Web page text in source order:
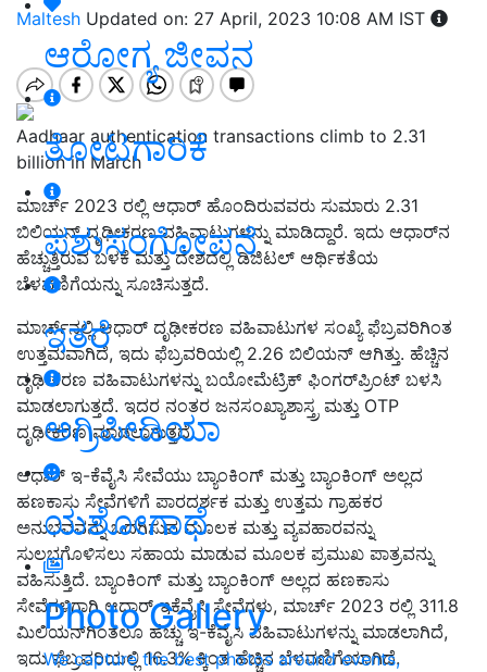
ಆರೋಗ್ಯ ಜೀವನ
ತೋಟಗಾರಿಕೆ
ಪಶುಸಂಗೋಪನೆ
ಇತರೆ
ಅಗ್ರಿಪೀಡಿಯಾ
ಯಶೋಗಾಥೆ
Photo Gallery
We capture the best photos around events,
Maltesh Updated on: 27 April, 2023 10:08 AM IST
Aadhaar authentication transactions climb to 2.31
billion in March
ಮಾರ್ಚ್ 2023 ರಲ್ಲಿ ಆಧಾರ್ ಹೊಂದಿರುವವರು ಸುಮಾರು 2.31
ಬಿಲಿಯನ್ ದೃಢೀಕರಣ ವಹಿವಾಟುಗಳನ್ನು ಮಾಡಿದ್ದಾರೆ. ಇದು ಆಧಾರ್‌ನ
ಹೆಚ್ಚುತ್ತಿರುವ ಬಳಕೆ ಮತ್ತು ದೇಶದಲ್ಲಿ ಡಿಜಿಟಲ್ ಆರ್ಥಿಕತೆಯ
ಬೆಳವಣಿಗೆಯನ್ನು ಸೂಚಿಸುತ್ತದೆ.
ಮಾರ್ಚ್‌ನಲ್ಲಿ ಆಧಾರ್ ದೃಢೀಕರಣ ವಹಿವಾಟುಗಳ ಸಂಖ್ಯೆ ಫೆಬ್ರವರಿಗಿಂತ
ಉತ್ತಮವಾಗಿದೆ, ಇದು ಫೆಬ್ರವರಿಯಲ್ಲಿ 2.26 ಬಿಲಿಯನ್ ಆಗಿತ್ತು. ಹೆಚ್ಚಿನ
ದೃಢೀಕರಣ ವಹಿವಾಟುಗಳನ್ನು ಬಯೋಮೆಟ್ರಿಕ್ ಫಿಂಗರ್‌ಪ್ರಿಂಟ್ ಬಳಸಿ
ಮಾಡಲಾಗುತ್ತದೆ. ಇದರ ನಂತರ ಜನಸಂಖ್ಯಾಶಾಸ್ತ್ರ ಮತ್ತು OTP
ದೃಢೀಕರಣ ಮಾಡಲಾಗುತ್ತದೆ.
ಆಧಾರ್ ಇ-ಕೆವೈಸಿ ಸೇವೆಯು ಬ್ಯಾಂಕಿಂಗ್ ಮತ್ತು ಬ್ಯಾಂಕಿಂಗ್ ಅಲ್ಲದ
ಹಣಕಾಸು ಸೇವೆಗಳಿಗೆ ಪಾರದರ್ಶಕ ಮತ್ತು ಉತ್ತಮ ಗ್ರಾಹಕರ
ಅನುಭವವನ್ನು ಒದಗಿಸುವ ಮೂಲಕ ಮತ್ತು ವ್ಯವಹಾರವನ್ನು
ಸುಲಭಗೊಳಿಸಲು ಸಹಾಯ ಮಾಡುವ ಮೂಲಕ ಪ್ರಮುಖ ಪಾತ್ರವನ್ನು
ವಹಿಸುತ್ತಿದೆ. ಬ್ಯಾಂಕಿಂಗ್ ಮತ್ತು ಬ್ಯಾಂಕಿಂಗ್ ಅಲ್ಲದ ಹಣಕಾಸು
ಸೇವೆಗಳಿಗಾಗಿ ಆಧಾರ್ ಇಕೆವೈಸಿ ಸೇವೆಗಳು, ಮಾರ್ಚ್ 2023 ರಲ್ಲಿ 311.8
ಮಿಲಿಯನ್‌ಗಿಂತಲೂ ಹೆಚ್ಚು ಇ-ಕೆವೈಸಿ ವಹಿವಾಟುಗಳನ್ನು ಮಾಡಲಾಗಿದೆ,
ಇದು ಫೆಬ್ರವರಿಯಲ್ಲಿ 16.3% ಕ್ಕಿಂತ ಹೆಚ್ಚಿನ ಬೆಳವಣಿಗೆಯಾಗಿದೆ.